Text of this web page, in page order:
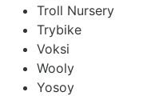
Troll Nursery
Trybike
Voksi
Wooly
Yosoy